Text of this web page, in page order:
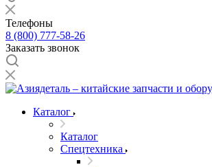
Телефоны
8 (800) 777-58-26
Заказать звонок
Каталог
Каталог
Спецтехника